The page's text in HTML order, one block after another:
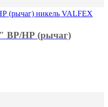
ВР/НР (рычаг)